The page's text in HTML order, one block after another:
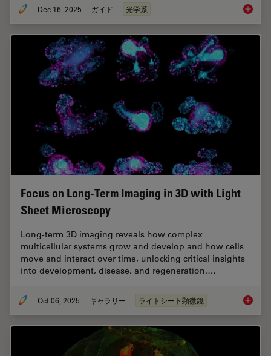
Dec 16, 2025 ガイド 光学系 Factors
Focus on Long-Term Imaging in 3D with Light
Sheet Microscopy
Long-term 3D imaging reveals how complex
multicellular systems grow and develop and how cells
move and interact over time, unlocking critical insights
into development, disease, and regeneration.…
Oct 06, 2025 ギャラリー ライトシート顕微鏡 Focus